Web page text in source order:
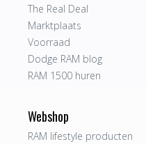
The Real Deal
Marktplaats
Voorraad
Dodge RAM blog
RAM 1500 huren
Webshop
RAM lifestyle producten